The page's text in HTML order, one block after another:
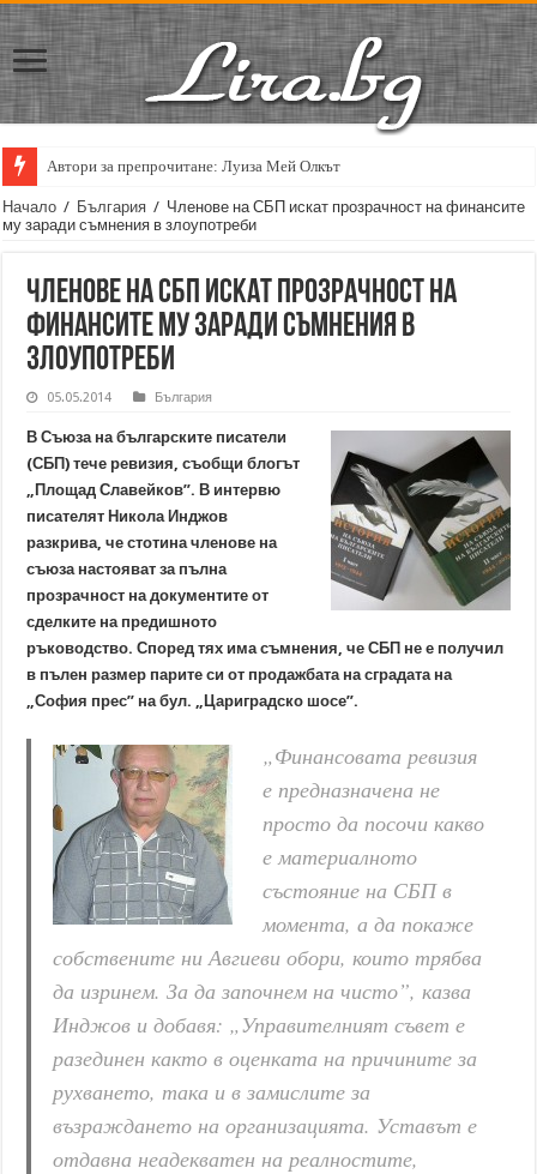
Автори за препрочитане: Луиза Мей Олкът
Кирил Кадийски: „Плачът на големия поет винаги е и сила, и
Начало / България / Членове на СБП искат прозрачност на финансите
му заради съмнения в злоупотреби
Членове на СБП искат прозрачност на
финансите му заради съмнения в
злоупотреби
05.05.2014 България
В Съюза на българските писатели
(СБП) тече ревизия, съобщи блогът
„Площад Славейков”. В интервю
писателят Никола Инджов
разкрива, че стотина членове на
съюза настояват за пълна
прозрачност на документите от
сделките на предишното
ръководство. Според тях има съмнения, че СБП не е получил
в пълен размер парите си от продажбата на сградата на
„София прес” на бул. „Цариградско шосе”.
„Финансовата ревизия
е предназначена не
просто да посочи какво
е материалното
състояние на СБП в
момента, а да покаже
собствените ни Авгиеви обори, които трябва
да изринем. За да започнем на чисто”, казва
Инджов и добавя: „Управителният съвет е
разединен както в оценката на причините за
рухването, така и в замислите за
възраждането на организацията. Уставът е
отдавна неадекватен на реалностите,